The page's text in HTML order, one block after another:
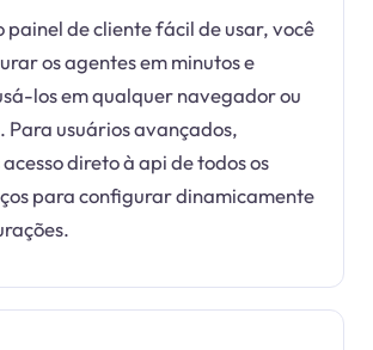
painel de cliente fácil de usar, você
os agentes em minutos e
los em qualquer navegador ou
usuários avançados,
direto à api de todos os
para configurar dinamicamente